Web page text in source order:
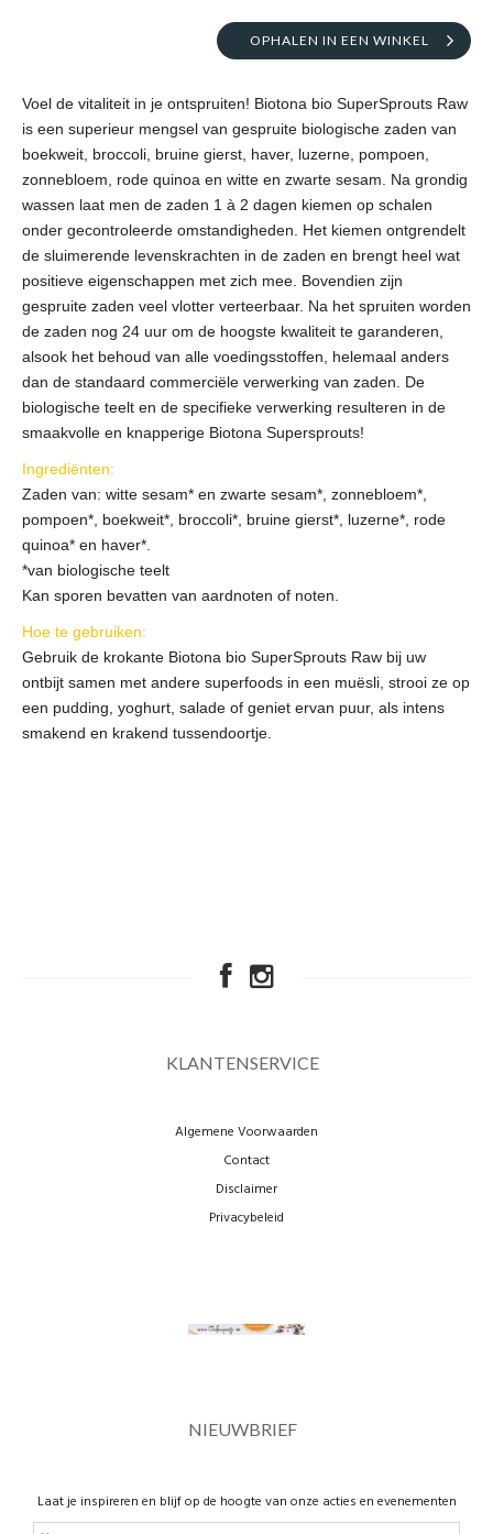
OPHALEN IN EEN WINKEL
Voel de vitaliteit in je ontspruiten! Biotona bio SuperSprouts Raw
is een superieur mengsel van gespruite biologische zaden van
boekweit, broccoli, bruine gierst, haver, luzerne, pompoen,
zonnebloem, rode quinoa en witte en zwarte sesam. Na grondig
wassen laat men de zaden 1 à 2 dagen kiemen op schalen
onder gecontroleerde omstandigheden. Het kiemen ontgrendelt
de sluimerende levenskrachten in de zaden en brengt heel wat
positieve eigenschappen met zich mee. Bovendien zijn
gespruite zaden veel vlotter verteerbaar. Na het spruiten worden
de zaden nog 24 uur om de hoogste kwaliteit te garanderen,
alsook het behoud van alle voedingsstoffen, helemaal anders
dan de standaard commerciële verwerking van zaden. De
biologische teelt en de specifieke verwerking resulteren in de
smaakvolle en knapperige Biotona Supersprouts!
Ingrediënten:
Zaden van: witte sesam* en zwarte sesam*, zonnebloem*,
pompoen*, boekweit*, broccoli*, bruine gierst*, luzerne*, rode
quinoa* en haver*.
*van biologische teelt
Kan sporen bevatten van aardnoten of noten.
Hoe te gebruiken:
Gebruik de krokante Biotona bio SuperSprouts Raw bij uw
ontbijt samen met andere superfoods in een muësli, strooi ze op
een pudding, yoghurt, salade of geniet ervan puur, als intens
smakend en krakend tussendoortje.
KLANTENSERVICE
Algemene Voorwaarden
Contact
Disclaimer
Privacybeleid
NIEUWBRIEF
Laat je inspireren en blijf op de hoogte van onze acties en evenementen